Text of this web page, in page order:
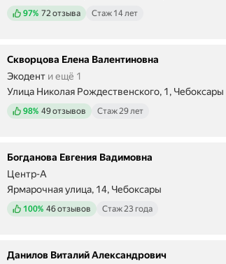
Положительных отзывов
97% 72 отзыва Стаж 14 лет
Скворцова Елена Валентиновна
Экодент и ещё 1
Улица Николая Рождественского, 1, Чебоксары
Положительных отзывов
98% 49 отзывов Стаж 29 лет
Богданова Евгения Вадимовна
Центр-А
Ярмарочная улица, 14, Чебоксары
Положительных отзывов
100% 46 отзывов Стаж 23 года
Данилов Виталий Александрович